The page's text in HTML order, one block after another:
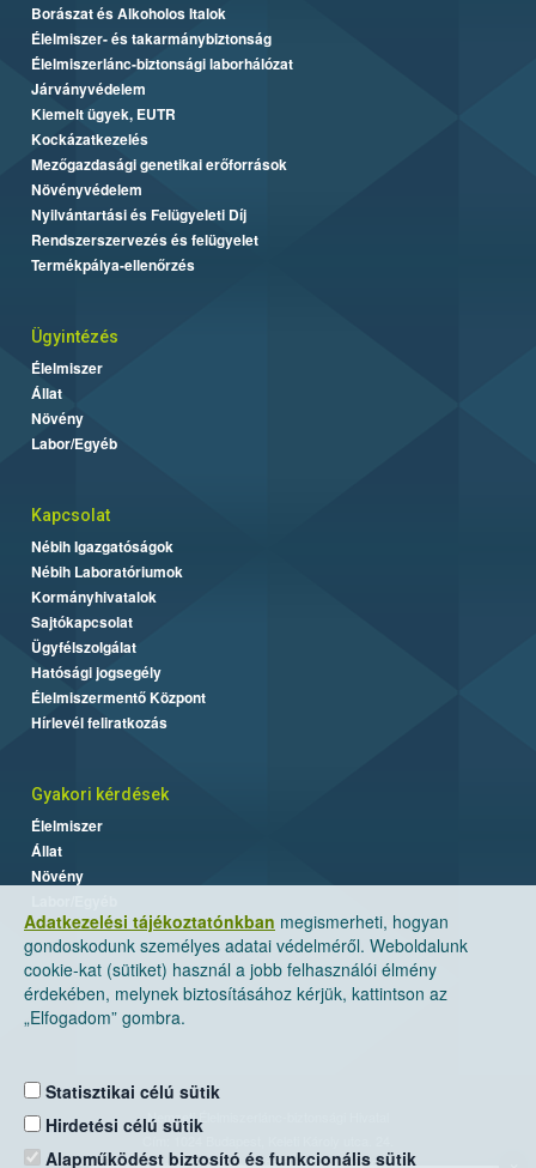
Adatkezelési tájékoztatónkban megismerheti, hogyan
gondoskodunk személyes adatai védelméről. Weboldalunk
cookie-kat (sütiket) használ a jobb felhasználói élmény
érdekében, melynek biztosításához kérjük, kattintson az
„Elfogadom” gombra.
Statisztikai célú sütik
Hirdetési célú sütik
Alapműködést biztosító és funkcionális sütik
Borászat és Alkoholos Italok
Élelmiszer- és takarmánybiztonság
Élelmiszerlánc-biztonsági laborhálózat
Járványvédelem
Kiemelt ügyek, EUTR
Kockázatkezelés
Mezőgazdasági genetikai erőforrások
Növényvédelem
Nyilvántartási és Felügyeleti Díj
Rendszerszervezés és felügyelet
Termékpálya-ellenőrzés
Ügyintézés
Élelmiszer
Állat
Növény
Labor/Egyéb
Kapcsolat
Nébih Igazgatóságok
Nébih Laboratóriumok
Kormányhivatalok
Sajtókapcsolat
Ügyfélszolgálat
Hatósági jogsegély
Élelmiszermentő Központ
Hírlevél feliratkozás
Gyakori kérdések
Élelmiszer
Állat
Növény
Nemzeti Élelmiszerlánc-biztonsági Hivatal
Levelezési cím: 1525 Budapest. Pf. 30.